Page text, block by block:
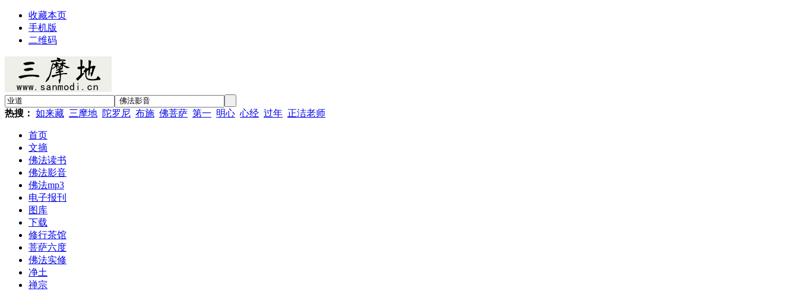
收藏本页
手机版
二维码
热搜： 如来藏 三摩地 陀罗尼 布施 佛菩萨 第一 明心 心经 过年 正洁老师
首页
文摘
佛法读书
佛法影音
佛法mp3
电子报刊
图库
下载
修行茶馆
菩萨六度
佛法实修
净土
禅宗